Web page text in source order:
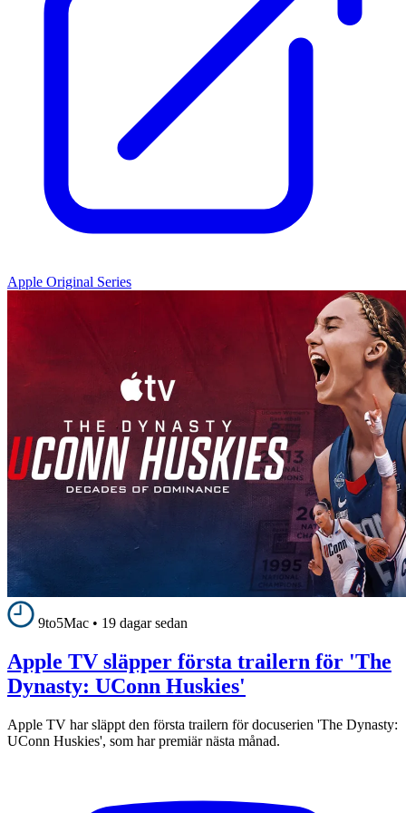
Apple Original Series
9to5Mac • 19 dagar sedan
Apple TV släpper första trailern för 'The
Dynasty: UConn Huskies'
Apple TV har släppt den första trailern för docuserien 'The Dynasty:
UConn Huskies', som har premiär nästa månad.